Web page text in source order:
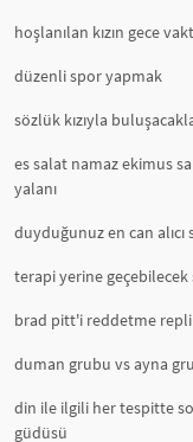
hoşlanılan kızın gece
düzenli spor yapmak
sözlük kızıyla
es salat namaz ekimus
yalanı
duyduğunuz en can alıcı
terapi yerine geçebilecek
brad pitt'i reddetme
duman grubu vs ayna
din ile ilgili her tespitte
güdüsü